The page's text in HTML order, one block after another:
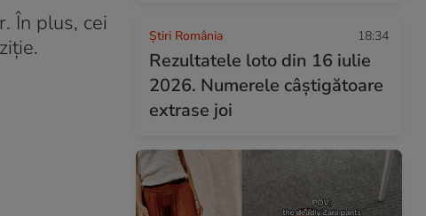
În plus, cei
Știri România 18:34
Rezultatele loto din 16 iulie
2026. Numerele câștigătoare
extrase joi